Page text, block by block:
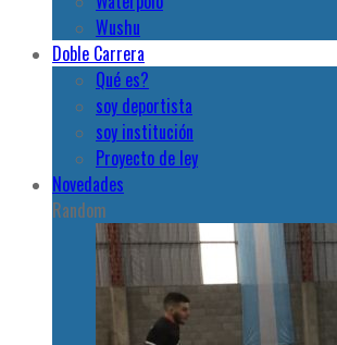
Wushu
Doble Carrera
Qué es?
soy deportista
soy institución
Proyecto de ley
Novedades
Random